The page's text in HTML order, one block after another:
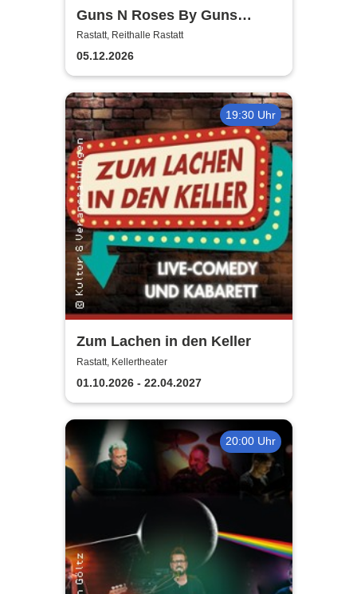
Guns N Roses By Guns
Celebration
Rastatt, Reithalle Rastatt
05.12.2026
19:30 Uhr
Zum Lachen in den Keller
Rastatt, Kellertheater
01.10.2026 - 22.04.2027
20:00 Uhr